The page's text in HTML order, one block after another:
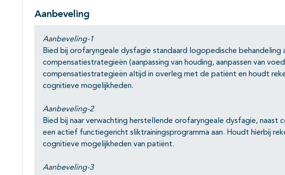
Aanbeveling
Aanbeveling-1
Bied bij orofaryngeale dysfagie standaard logopedische behandeling
compensatiestrategieën (aanpassing van houding, aanpassen van
compensatiestrategieën altijd in overleg met de patiënt en houdt
cognitieve mogelijkheden.
Aanbeveling-2
Bied bij naar verwachting herstellende orofaryngeale dysfagie, naast
een actief functiegericht sliktrainingsprogramma aan. Houdt hierbij
cognitieve mogelijkheden van patiënt.
Aanbeveling-3